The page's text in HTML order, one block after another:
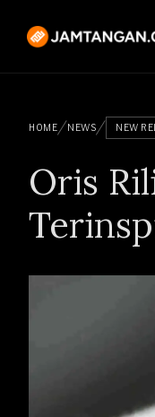
HOME NEWS NEW
Oris